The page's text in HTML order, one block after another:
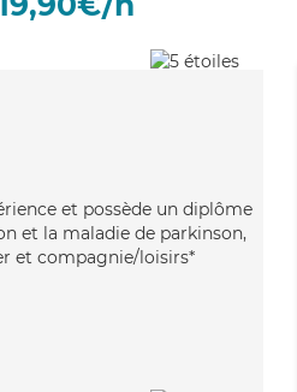
et possède un diplôme
et la maladie de parkinson,
et compagnie/loisirs*